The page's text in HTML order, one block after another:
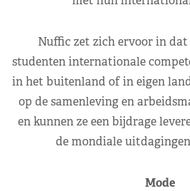
Nuffic zet zich ervoor in
studenten internationale
in het buitenland of in eigen
op de samenleving en
en kunnen ze een bijdrage
de mondiale
Mode